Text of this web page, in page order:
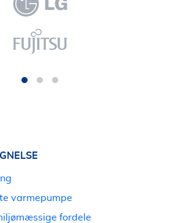
varmepumpe
fordele